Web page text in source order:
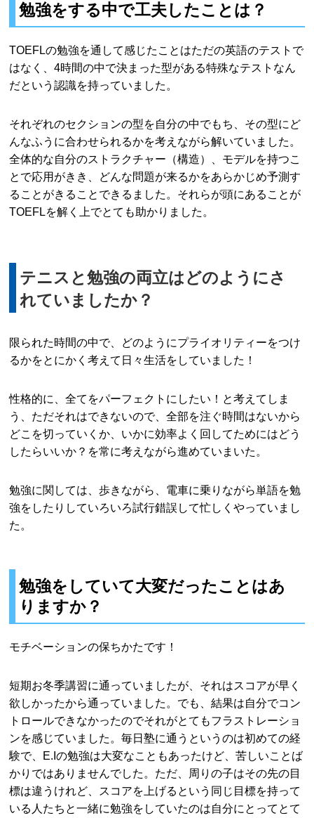
勉強をする中で工夫したことは？
TOEFLの勉強を通して感じたことはただの英語のテストで
はなく、4時間の中で決まった型がある特殊なテストなん
だという認識を持っていました。
それぞれのセクションの型を自分の中でもち、その型にど
んなふうに合わせられるかを考えながら解いていました。
全体的な自分のストラクチャー（構造）、モデルを持つこ
とで応用がきき、どんな問題が来るかをあらかじめ予測す
ることがきることできるました。それらが頭にあることが
TOEFLを解く上でとても助かりました。
テニスと勉強の両立はどのようにさ
れていましたか？
限られた時間の中で、どのようにプライオリティーをつけ
るかをとにかく考えて日々生活をしていました！
性格的に、全てをパーフェクトにしたい！と考えてしま
う、ただそれはできないので、全部を注ぐ時間はないから
どこを切っていくか、いかに効率よく回してためにはどう
したらいいか？を常に考えながら進めていまいた。
勉強に関しては、歩きながら、電車に乗りながら単語を勉
強をしたりしていろいろ試行錯誤して忙しくやっていまし
た。
勉強をしていて大変だったことはあ
りますか？
モチベーションの保ちかたです！
短期お冬季講習に通っていましたが、それはスコアが早く
欲しかったから通っていました。でも、結果は自分でコン
トロールできなかったのでそれがとてもフラストレーショ
ンを感じていました。毎日塾に通うというのは初めての経
験で、E.Iの勉強は大変なこともあったけど、苦しいことば
かりではありませんでした。ただ、周りの子はその先の目
標は違うけれど、スコアを上げるという同じ目標を持って
いる人たちと一緒に勉強をしていたのは自分にとってとて